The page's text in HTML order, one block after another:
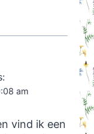
am
vind ik een